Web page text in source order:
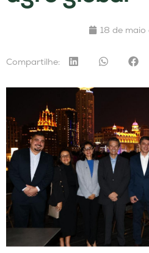
18 de
Compartilhe: